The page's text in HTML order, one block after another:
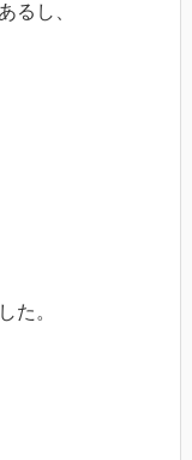
るし、
た。